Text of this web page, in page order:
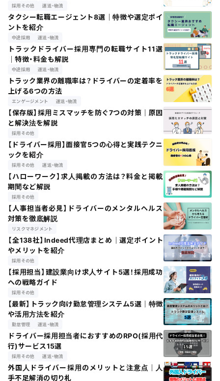
採用その他 運送・物流
タクシー転職エージェント8選｜特徴や選定ポイ
ントを紹介
中途採用 運送・物流
トラックドライバー採用専門の転職サイト11選
｜特徴・料金も解説
中途採用 運送・物流
トラック業界の離職率は？ドライバーの定着率を
上げる6つの方法
エンゲージメント 運送・物流
【保存版】採用ミスマッチを防ぐ7つの対策｜原因
と解決法を解説
採用その他
【ドライバー採用】面接官5つの心得と実践テクニ
ックを紹介
採用その他 運送・物流
【ハローワーク】求人掲載の方法は？料金と掲載
期間など解説
採用その他
【人事担当者必見】ドライバーのメンタルヘルス
対策を徹底解説
リスクマネジメント
【全138社】Indeed代理店まとめ｜選定ポイント
やメリットを紹介
採用その他
【採用担当】建設業向け求人サイト5選！採用成功
への戦略ガイド
採用その他
【最新】トラック向け勤怠管理システム5選｜特徴
や活用方法を紹介
勤怠管理 運送・物流
ドライバー採用担当者におすすめのRPO(採用代
行)サービス15選
採用その他 運送・物流
外国人ドライバー採用のメリットと注意点｜人
手不足解消の切り札